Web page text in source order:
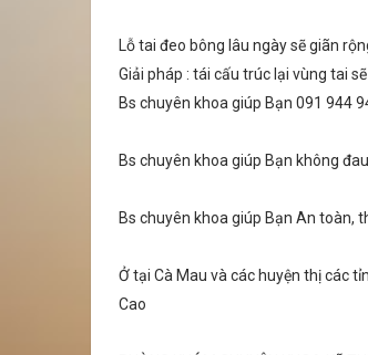
Lỗ tai đeo bông lâu ngày sẽ giãn
Giải pháp : tái cấu trúc lại vùng tai
Bs chuyên khoa giúp Bạn 091 944
Bs chuyên khoa giúp Bạn không
Bs chuyên khoa giúp Bạn An toàn,
Ở tại Cà Mau và các huyện thị các
Cao